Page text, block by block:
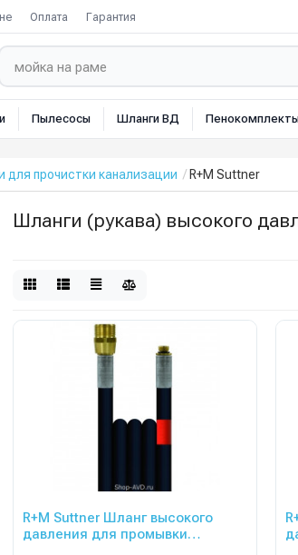
Оплата Гарантия
Пылесосы Шланги ВД
для прочистки канализации R+M Suttner
Шланги (рукава) высокого
R+M Suttner Шланг высокого
давления для промывки